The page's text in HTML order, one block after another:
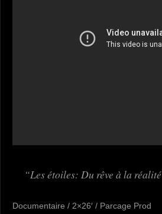
Les étoiles: Du rêve à la réalité
Documentaire / 2×26′ / Parcage Prod